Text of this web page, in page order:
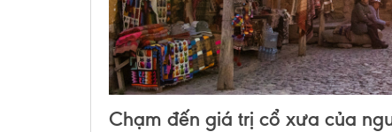
Chạm đến giá trị cổ xưa của